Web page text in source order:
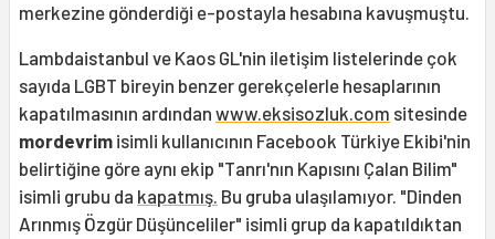
merkezine gönderdiği e-postayla hesabına kavuşmuştu.
Lambdaistanbul ve Kaos GL'nin iletişim listelerinde çok
sayıda LGBT bireyin benzer gerekçelerle hesaplarının
kapatılmasının ardından www.eksisozluk.com sitesinde
mordevrim isimli kullanıcının Facebook Türkiye Ekibi'nin
belirtiğine göre aynı ekip "Tanrı'nın Kapısını Çalan Bilim"
isimli grubu da kapatmış. Bu gruba ulaşılamıyor. "Dinden
Arınmış Özgür Düşünceliler" isimli grup da kapatıldıktan